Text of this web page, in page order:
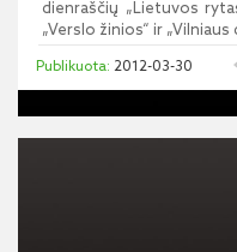
dienraščių „Lietuvos
„Verslo žinios“ ir „Vilniaus
2012-03-30